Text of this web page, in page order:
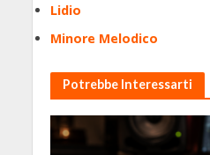
Lidio
Minore Melodico
Potrebbe Interessarti